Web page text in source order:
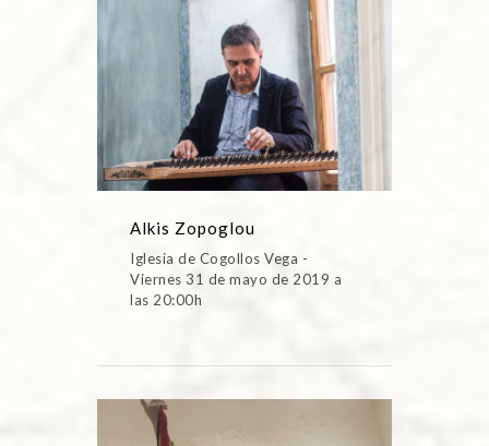
Alkis Zopoglou
Iglesia de Cogollos Vega -
Viernes 31 de mayo de 2019 a
las 20:00h